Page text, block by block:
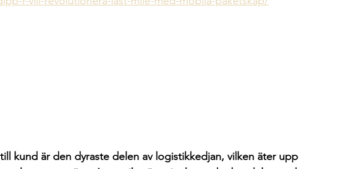
kund är den dyraste delen av logistikkedjan, vilken äter upp